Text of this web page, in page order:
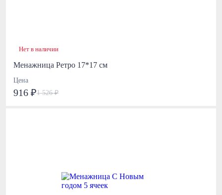
Нет в наличии
Менажница Ретро 17*17 см
Цена
916 ₽1 526 ₽